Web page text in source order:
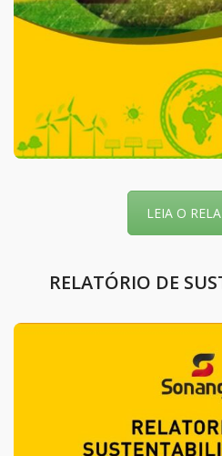
LEIA O
RELATÓRIO DE